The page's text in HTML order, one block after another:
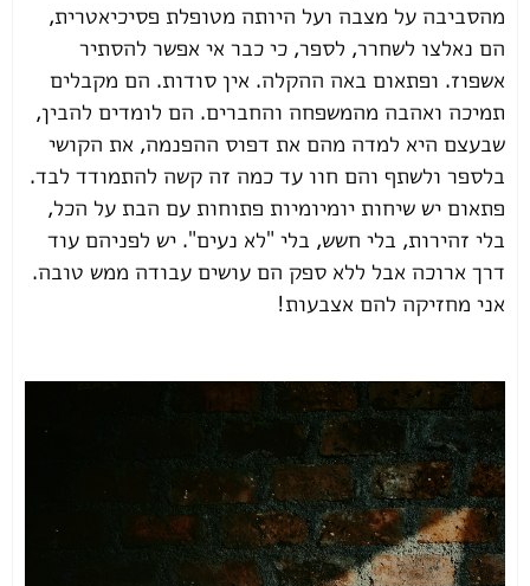
מהסביבה על מצבה ועל היותה מטופלת פסיכיאטרית,
הם נאלצו לשחרר, לספר, כי כבר אי אפשר להסתיר
אשפוז. ופתאום באה ההקלה. אין סודות. הם מקבלים
תמיכה ואהבה מהמשפחה והחברים. הם לומדים להבין,
שבעצם היא למדה מהם את דפוס ההפנמה, את הקושי
בלספר ולשתף והם חוו עד כמה זה קשה להתמודד לבד.
פתאום יש שיחות יומיומיות פתוחות עם הבת על הכל,
בלי זהירות, בלי חשש, בלי "לא נעים". יש לפניהם עוד
דרך ארוכה אבל ללא ספק הם עושים עבודה ממש טובה.
אני מחזיקה להם אצבעות!